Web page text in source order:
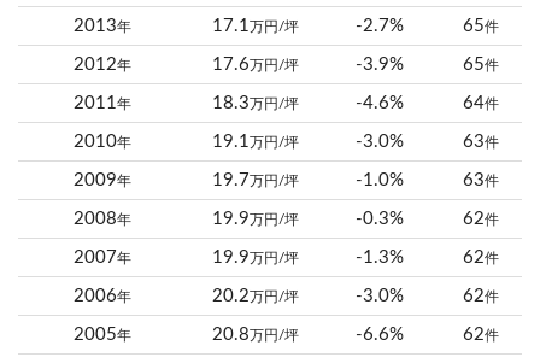
2013年 17.1 万円/坪 -2.7% 65件
2012年 17.6 万円/坪 -3.9% 65件
2011年 18.3 万円/坪 -4.6% 64件
2010年 19.1 万円/坪 -3.0% 63件
2009年 19.7 万円/坪 -1.0% 63件
2008年 19.9 万円/坪 -0.3% 62件
2007年 19.9 万円/坪 -1.3% 62件
2006年 20.2 万円/坪 -3.0% 62件
2005年 20.8 万円/坪 -6.6% 62件